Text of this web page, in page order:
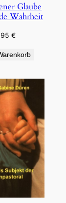
Glaube
Wahrheit
€